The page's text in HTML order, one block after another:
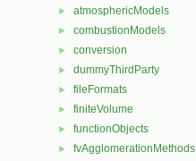
► atmosphericModels
► combustionModels
► conversion
► dummyThirdParty
► fileFormats
► finiteVolume
► functionObjects
► fvAgglomerationMethods